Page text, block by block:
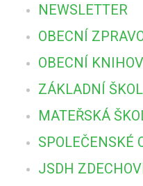
NEWSLETTER
OBECNÍ
OBECNÍ
ZÁKLADNÍ
MATEŘSKÁ
SPOLEČENSKÉ
JSDH